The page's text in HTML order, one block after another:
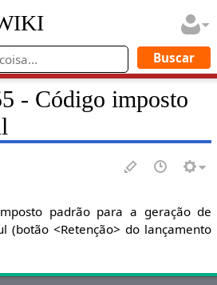
- Código imposto
padrão para a geração de
(botão <Retenção> do lançamento